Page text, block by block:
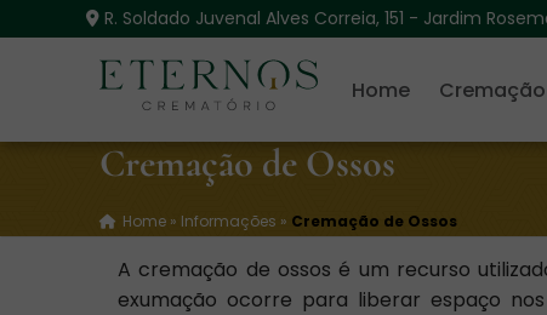
R. Soldado Juvenal Alves Correia, 151 - Jardim
Home
Cremação de Ossos
Home » Informações » Cremação de Ossos
A cremação de ossos é um recurso
exumação ocorre para liberar espaço